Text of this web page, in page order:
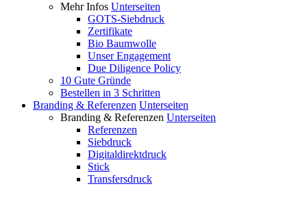
Mehr Infos Unterseiten
GOTS-Siebdruck
Zertifikate
Bio Baumwolle
Unser Engagement
Due Diligence Policy
10 Gute Gründe
Bestellen in 3 Schritten
Branding & Referenzen Unterseiten
Branding & Referenzen Unterseiten
Referenzen
Siebdruck
Digitaldirektdruck
Stick
Transfersdruck